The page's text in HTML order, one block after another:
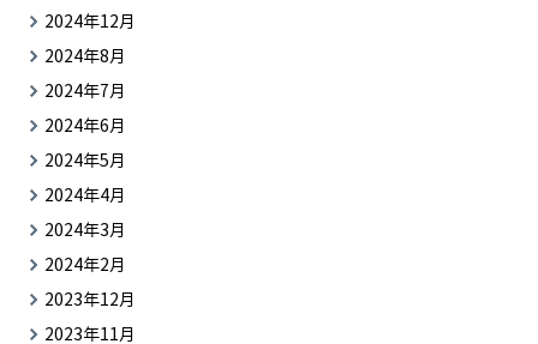
2024年12月
2024年8月
2024年7月
2024年6月
2024年5月
2024年4月
2024年3月
2024年2月
2023年12月
2023年11月